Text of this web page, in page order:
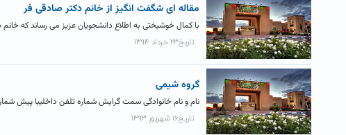
مقاله ای شگفت انگیز از خانم دکتر صادقی فر
با کمال خوشبختی به اطلاع دانشجویان عزیز می رساند که
تاریخ۲۳ خرداد ۱۳۹۴
گروه شیمی
نام و نام خانوادگی سمت گرایش شماره تلفن داخلیبا پیش شماره ۴۴۰۱ دکتر محسن عباس پور عضو هیأت علمی
تاریخ۱۶ شهریور ۱۳۹۳